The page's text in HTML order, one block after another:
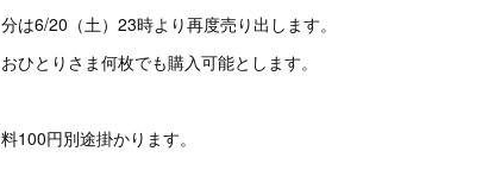
は6/20（土）23時より再度売り出します。
ひとりさま何枚でも購入可能とします。
100円別途掛かります。